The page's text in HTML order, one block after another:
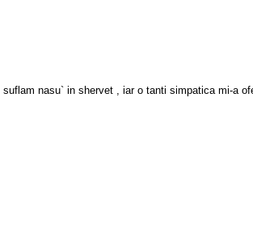
nasu` in shervet , iar o tanti simpatica mi-a